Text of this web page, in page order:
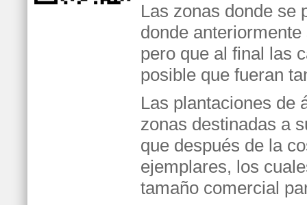
Las zonas donde se
donde
pero que al final las
posible que fueran
Las plantaciones de
zonas destinadas a
que después de la
ejemplares, los
tamaño comercial